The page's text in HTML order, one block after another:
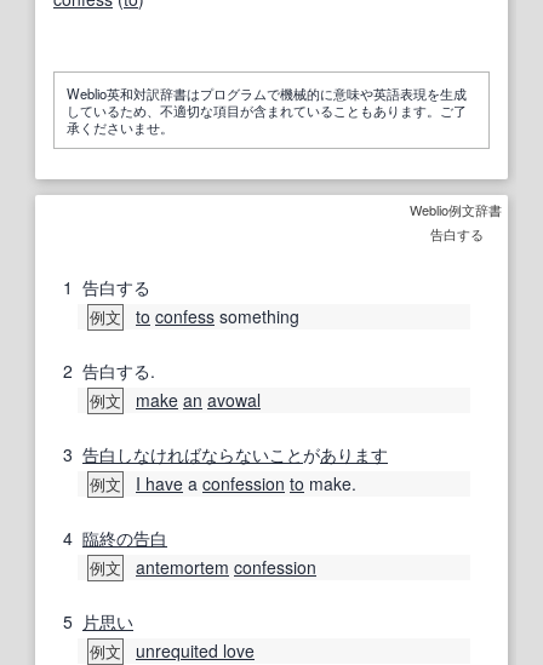
Weblio英和対訳辞書はプログラムで機械的に意味や英語表現を生成
しているため、不適切な項目が含まれていることもあります。ご了
承くださいませ。
Weblio例文辞書
告白する
1 告白する
例文 to confess something
2 告白する.
例文 make an avowal
3 告白 しなければならないことがあります
例文 I have a confession to make.
4 臨終の告白
例文 antemortem confession
5 片思い
例文 unrequited love